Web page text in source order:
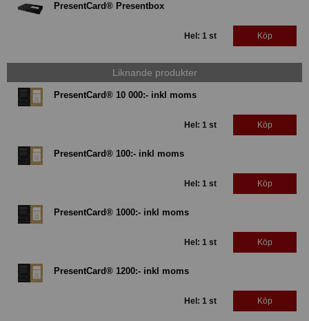
PresentCard® Presentbox
Hel: 1 st Köp
Liknande produkter
PresentCard® 10 000:- inkl moms
Hel: 1 st Köp
PresentCard® 100:- inkl moms
Hel: 1 st Köp
PresentCard® 1000:- inkl moms
Hel: 1 st Köp
PresentCard® 1200:- inkl moms
Hel: 1 st Köp